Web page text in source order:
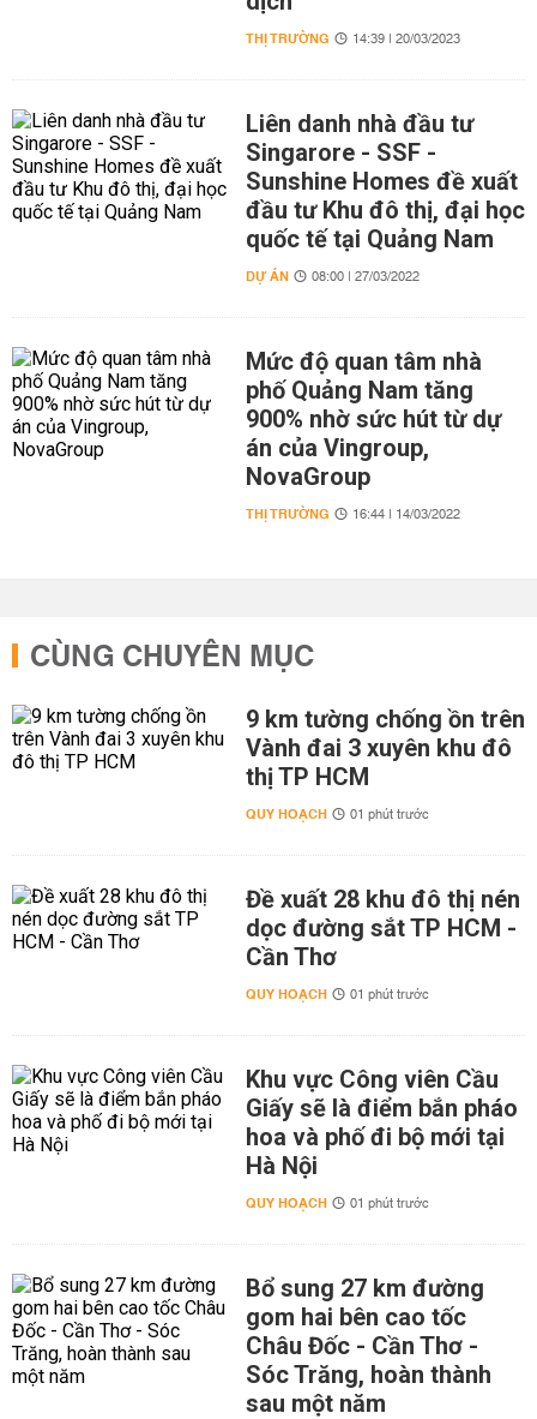
THỊ TRƯỜNG 14:39 | 20/03/2023
Liên danh nhà đầu tư
Singarore - SSF -
Sunshine Homes đề xuất
đầu tư Khu đô thị, đại học
quốc tế tại Quảng Nam
DỰ ÁN 08:00 | 27/03/2022
Mức độ quan tâm nhà
phố Quảng Nam tăng
900% nhờ sức hút từ dự
án của Vingroup,
NovaGroup
THỊ TRƯỜNG 16:44 | 14/03/2022
CÙNG CHUYÊN MỤC
9 km tường chống ồn trên
Vành đai 3 xuyên khu đô
thị TP HCM
QUY HOẠCH 01 phút trước
Đề xuất 28 khu đô thị nén
dọc đường sắt TP HCM -
Cần Thơ
QUY HOẠCH 01 phút trước
Khu vực Công viên Cầu
Giấy sẽ là điểm bắn pháo
hoa và phố đi bộ mới tại
Hà Nội
QUY HOẠCH 01 phút trước
Bổ sung 27 km đường
gom hai bên cao tốc
Châu Đốc - Cần Thơ -
Sóc Trăng, hoàn thành
sau một năm